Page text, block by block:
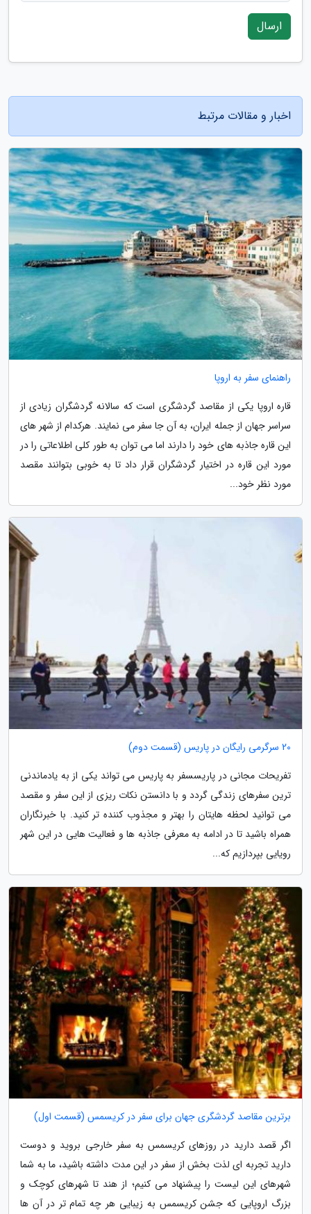
ارسال
اخبار و مقالات مرتبط
راهنمای سفر به اروپا
قاره اروپا یکی از مقاصد گردشگری است که سالانه گردشگران زیادی از
سراسر جهان از جمله ایران، به آن جا سفر می نمایند. هرکدام از شهر های
این قاره جاذبه های خود را دارند اما می توان به طور کلی اطلاعاتی را در
مورد این قاره در اختیار گردشگران قرار داد تا به خوبی بتوانند مقصد
مورد نظر خود...
20 سرگرمی رایگان در پاریس (قسمت دوم)
تفریحات مجانی در پاریسسفر به پاریس می تواند یکی از به یادماندنی
ترین سفرهای زندگی گردد و با دانستن نکات ریزی از این سفر و مقصد
می توانید لحظه هایتان را بهتر و مجذوب کننده تر کنید. با خبرنگاران
همراه باشید تا در ادامه به معرفی جاذبه ها و فعالیت هایی در این شهر
رویایی بپردازیم که...
برترین مقاصد گردشگری جهان برای سفر در کریسمس (قسمت اول)
اگر قصد دارید در روزهای کریسمس به سفر خارجی بروید و دوست
دارید تجربه ای لذت بخش از سفر در این مدت داشته باشید، ما به شما
شهرهای این لیست را پیشنهاد می کنیم؛ از هند تا شهرهای کوچک و
بزرگ اروپایی که جشن کریسمس به زیبایی هر چه تمام تر در آن ها